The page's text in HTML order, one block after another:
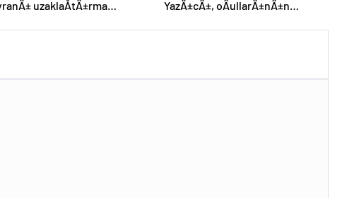
uzaklaÅtÄ±rma
konseri izledi
YazÄ±cÄ±, oÄullarÄ±nÄ±n